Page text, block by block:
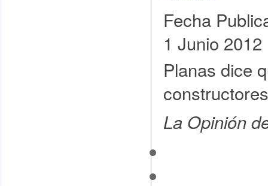
Fecha
1 Junio 2012
Planas dice
La Opinión